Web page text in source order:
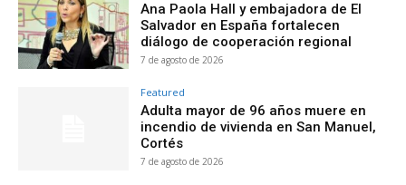
Ana Paola Hall y embajadora de El
Salvador en España fortalecen
diálogo de cooperación regional
7 de agosto de 2026
Featured
Adulta mayor de 96 años muere en
incendio de vivienda en San Manuel,
Cortés
7 de agosto de 2026